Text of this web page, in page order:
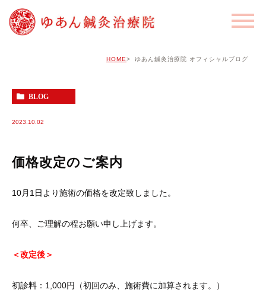
HOME ゆあん鍼灸治療院 オフィシャルブログ
BLOG
2023.10.02
価格改定のご案内
10月1日より施術の価格を改定致しました。
何卒、ご理解の程お願い申し上げます。
＜改定後＞
初診料：1,000円（初回のみ、施術費に加算されます。）